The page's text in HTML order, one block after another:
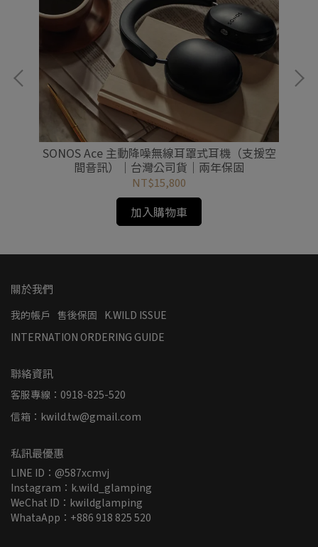
SONOS Ace 主動降噪無線耳罩式耳機（支援空
間音訊）｜台灣公司貨｜兩年保固
NT$15,800
加入購物車
關於我們
我的帳戶 售後保固 K.WILD ISSUE
INTERNATION ORDERING GUIDE
聯絡資訊
客服專線：0918-825-520
信箱：kwild.tw@gmail.com
私訊最優惠
LINE ID：@587xcmvj
Instagram：k.wild_glamping
WeChat ID：kwildglamping
WhataApp：+886 918 825 520